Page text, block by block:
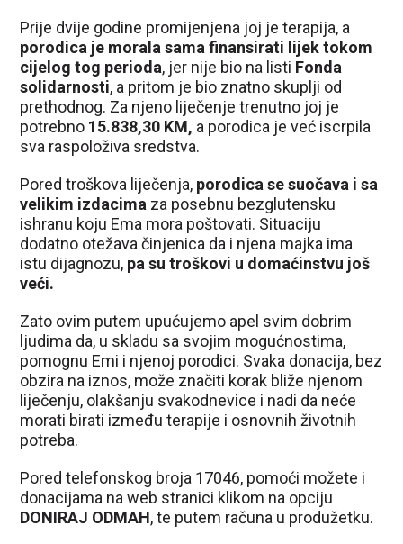
Prije dvije godine promijenjena joj je terapija, a
porodica je morala sama finansirati lijek tokom
cijelog tog perioda, jer nije bio na listi Fonda
solidarnosti, a pritom je bio znatno skuplji od
prethodnog. Za njeno liječenje trenutno joj je
potrebno 15.838,30 KM, a porodica je već iscrpila
sva raspoloživa sredstva.
Pored troškova liječenja, porodica se suočava i sa
velikim izdacima za posebnu bezglutensku
ishranu koju Ema mora poštovati. Situaciju
dodatno otežava činjenica da i njena majka ima
istu dijagnozu, pa su troškovi u domaćinstvu još
veći.
Zato ovim putem upućujemo apel svim dobrim
ljudima da, u skladu sa svojim mogućnostima,
pomognu Emi i njenoj porodici. Svaka donacija, bez
obzira na iznos, može značiti korak bliže njenom
liječenju, olakšanju svakodnevice i nadi da neće
morati birati između terapije i osnovnih životnih
potreba.
Pored telefonskog broja 17046, pomoći možete i
donacijama na web stranici klikom na opciju
DONIRAJ ODMAH, te putem računa u produžetku.